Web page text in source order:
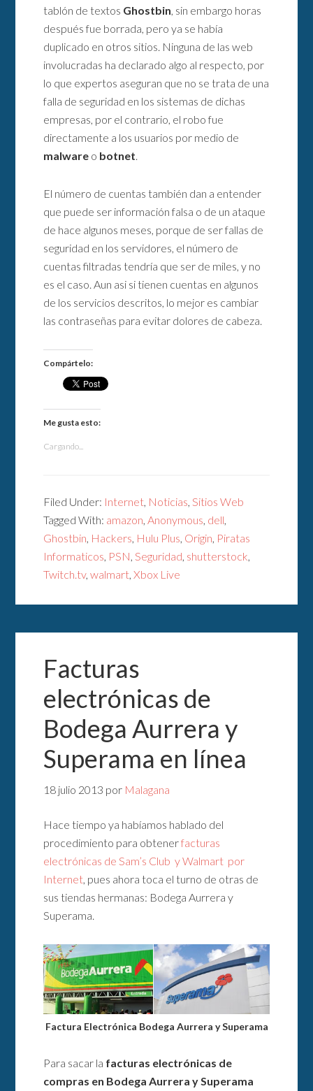
tablón de textos Ghostbin, sin embargo horas
después fue borrada, pero ya se había
duplicado en otros sitios. Ninguna de las web
involucradas ha declarado algo al respecto, por
lo que expertos aseguran que no se trata de una
falla de seguridad en los sistemas de dichas
empresas, por el contrario, el robo fue
directamente a los usuarios por medio de
malware o botnet.
El número de cuentas también dan a entender
que puede ser información falsa o de un ataque
de hace algunos meses, porque de ser fallas de
seguridad en los servidores, el número de
cuentas filtradas tendría que ser de miles, y no
es el caso. Aun asi si tienen cuentas en algunos
de los servicios descritos, lo mejor es cambiar
las contraseñas para evitar dolores de cabeza.
Compártelo:
Me gusta esto:
Cargando...
Filed Under: Internet, Noticias,Sitios Web
Tagged With: amazon,Anonymous, dell,
Ghostbin, Hackers, Hulu Plus, Origin, Piratas
Informaticos, PSN,Seguridad, shutterstock,
Twitch.tv,walmart,Xbox Live
Facturas
electrónicas de
Bodega Aurrera y
Superama en línea
18 julio 2013 por Malagana
Hace tiempo ya habíamos hablado del
procedimiento para obtenerfacturas
electrónicas de Sam’s Club y Walmart por
Internet, pues ahora toca el turno de otras de
sus tiendas hermanas: Bodega Aurrera y
Superama.
Factura Electrónica Bodega Aurrera y Superama
Para sacar la facturas electrónicas de
compras en Bodega Aurrera y Superama